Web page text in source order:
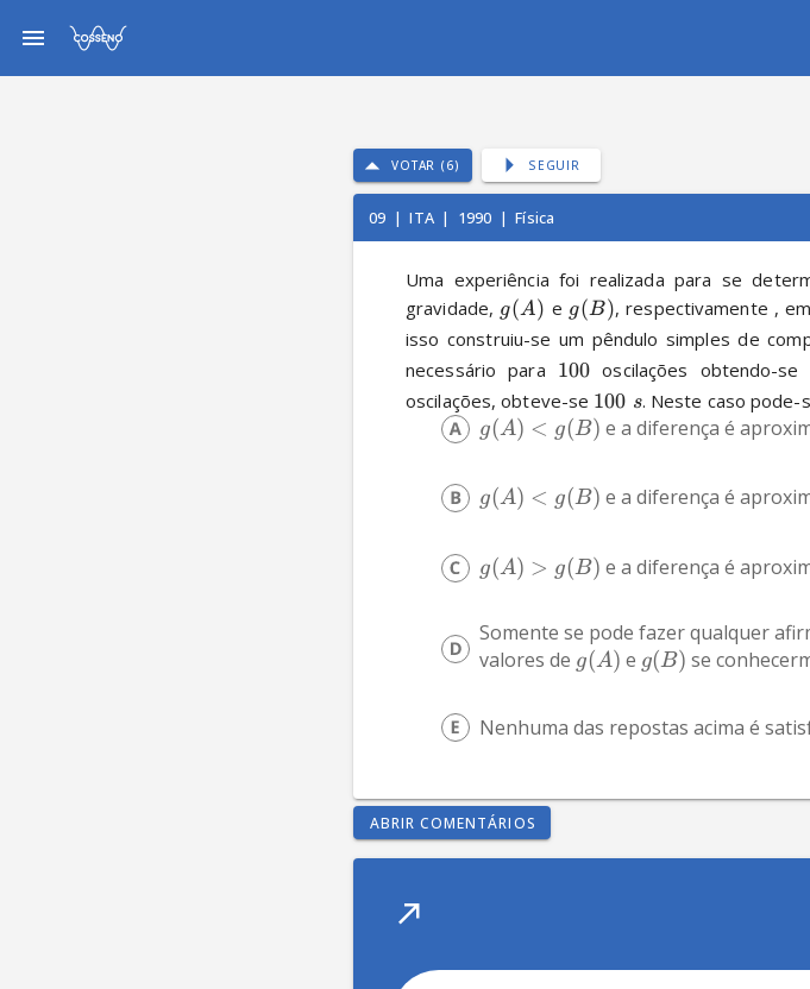
VOTAR (6) SEGUIR
09 | ITA | 1990 | Física
Uma experiência foi realizada para se
gravidade, g(A) e g(B), respectivamente ,
isso construiu-se um pêndulo simples de
necessário para 100 oscilações obtendo-se
oscilações, obteve-se 100 s. Neste caso pode-
g(A) < g(B) e a diferença é
g(A) < g(B) e a diferença é
g(A) > g(B) e a diferença é
Somente se pode fazer qualquer
valores de g(A) e g(B) se
Nenhuma das repostas acima é
ABRIR COMENTÁRIOS